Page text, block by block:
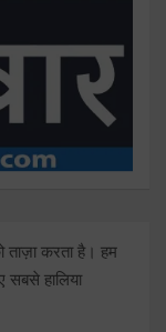
ताज़ा करता है। हम
हालिया